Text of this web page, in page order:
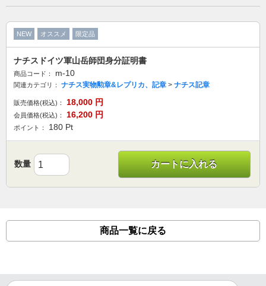
NEW オススメ 限定品
ナチスドイツ軍山岳師団身分証明書
商品コード： m-10
関連カテゴリ： ナチス実物勲章&レプリカ、記章 > ナチス記章
販売価格(税込)： 18,000 円
会員価格(税込)： 16,200 円
ポイント： 180 Pt
数量 カートに入れる
商品一覧に戻る